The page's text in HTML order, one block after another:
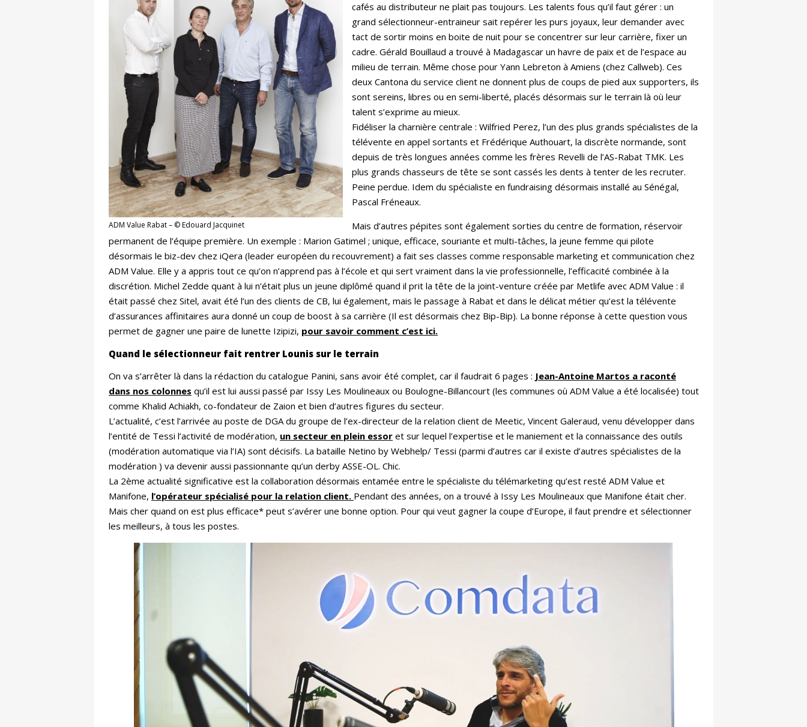
ADM Value Rabat – © Edouard Jacquinet
cafés au distributeur ne plait pas toujours. Les talents fous qu’il faut gérer : un
grand sélectionneur-entraineur sait repérer les purs joyaux, leur demander avec
tact de sortir moins en boite de nuit pour se concentrer sur leur carrière, fixer un
cadre. Gérald Bouillaud a trouvé à Madagascar un havre de paix et de l’espace au
milieu de terrain. Même chose pour Yann Lebreton à Amiens (chez Callweb). Ces
deux Cantona du service client ne donnent plus de coups de pied aux supporters, ils
sont sereins, libres ou en semi-liberté, placés désormais sur le terrain là où leur
talent s’exprime au mieux.
Fidéliser la charnière centrale : Wilfried Perez, l’un des plus grands spécialistes de la
télévente en appel sortants et Frédérique Authouart, la discrète normande, sont
depuis de très longues années comme les frères Revelli de l’AS-Rabat TMK. Les
plus grands chasseurs de tête se sont cassés les dents à tenter de les recruter.
Peine perdue. Idem du spécialiste en fundraising désormais installé au Sénégal,
Pascal Fréneaux.
Mais d’autres pépites sont également sorties du centre de formation, réservoir
permanent de l’équipe première. Un exemple : Marion Gatimel ; unique, efficace, souriante et multi-tâches, la jeune femme qui pilote
désormais le biz-dev chez iQera (leader européen du recouvrement) a fait ses classes comme responsable marketing et communication chez
ADM Value. Elle y a appris tout ce qu’on n’apprend pas à l’école et qui sert vraiment dans la vie professionnelle, l’efficacité combinée à la
discrétion. Michel Zedde quant à lui n’était plus un jeune diplômé quand il prit la tête de la joint-venture créée par Metlife avec ADM Value : il
était passé chez Sitel, avait été l’un des clients de CB, lui également, mais le passage à Rabat et dans le délicat métier qu’est la télévente
d’assurances affinitaires aura donné un coup de boost à sa carrière (Il est désormais chez Bip-Bip). La bonne réponse à cette question vous
permet de gagner une paire de lunette Izipizi, pour savoir comment c’est ici.
Quand le sélectionneur fait rentrer Lounis sur le terrain
On va s’arrêter là dans la rédaction du catalogue Panini, sans avoir été complet, car il faudrait 6 pages : Jean-Antoine Martos a raconté
dans nos colonnes qu’il est lui aussi passé par Issy Les Moulineaux ou Boulogne-Billancourt (les communes où ADM Value a été localisée) tout
comme Khalid Achiakh, co-fondateur de Zaion et bien d’autres figures du secteur.
L’actualité, c’est l’arrivée au poste de DGA du groupe de l’ex-directeur de la relation client de Meetic, Vincent Galeraud, venu développer dans
l’entité de Tessi l’activité de modération, un secteur en plein essor et sur lequel l’expertise et le maniement et la connaissance des outils
(modération automatique via l’IA) sont décisifs. La bataille Netino by Webhelp/ Tessi (parmi d’autres car il existe d’autres spécialistes de la
modération ) va devenir aussi passionnante qu’un derby ASSE-OL. Chic.
La 2ème actualité significative est la collaboration désormais entamée entre le spécialiste du télémarketing qu’est resté ADM Value et
Manifone, l’opérateur spécialisé pour la relation client. Pendant des années, on a trouvé à Issy Les Moulineaux que Manifone était cher.
Mais cher quand on est plus efficace* peut s’avérer une bonne option. Pour qui veut gagner la coupe d’Europe, il faut prendre et sélectionner
les meilleurs, à tous les postes.